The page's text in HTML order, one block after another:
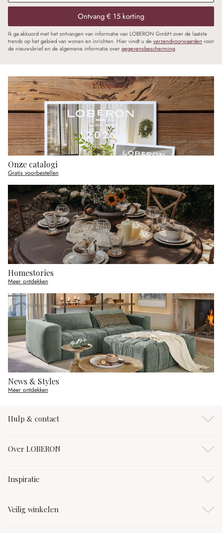
Ontvang € 15 korting
Ik ga akkoord met het ontvangen van informatie van LOBERON GmbH over de laatste
trends op het gebied van wonen en inrichten. Hier vindt u deverzendvoorwaarden voor
de nieuwsbrief en de algemene informatie overgegevensbescherming.
Onze catalogi
Gratis voorbestellen
Homestories
Meer ontdekken
News & Styles
Meer ontdekken
Hulp & contact
Over LOBERON
Inspiratie
Veilig winkelen